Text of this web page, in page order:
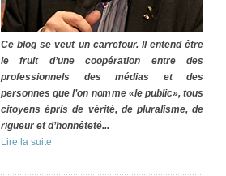
Ce blog se veut un carrefour. Il entend être
le fruit d’une coopération entre des
professionnels des médias et des
personnes que l’on nomme «le public», tous
citoyens épris de vérité, de pluralisme, de
rigueur et d’honnêteté...
Lire la suite